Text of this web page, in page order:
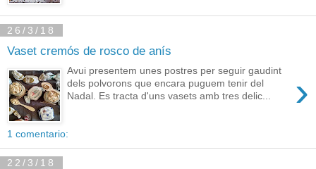
26/3/18
Vaset cremós de rosco de anís
›
Avui presentem unes postres per seguir gaudint
dels polvorons que encara puguem tenir del
Nadal. Es tracta d'uns vasets amb tres delic...
1 comentario:
22/3/18